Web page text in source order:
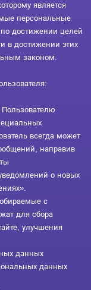
является
персональные
достижении целей
в достижении этих
законом.
всегда может
направив
о новых
с
для сбора
улучшения
данных
данных